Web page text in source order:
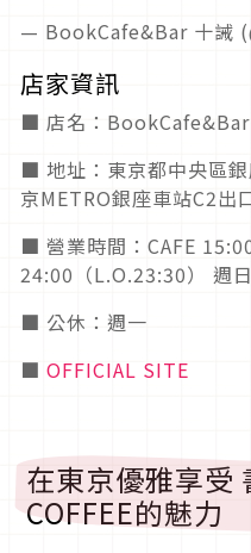
— BookCafe&Bar 十誡
店家資訊
■ 店名：
■ 地址：東京都中央區
京METRO銀座車站C2出
■ 營業時間：CAFE
24:00（L.O.23:30） 週
■ 公休：週一
■ OFFICIAL SITE
在東京優雅享受
COFFEE的魅力